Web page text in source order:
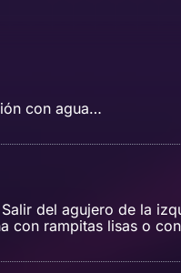
con agua…
del agujero de la
con rampitas lisas o